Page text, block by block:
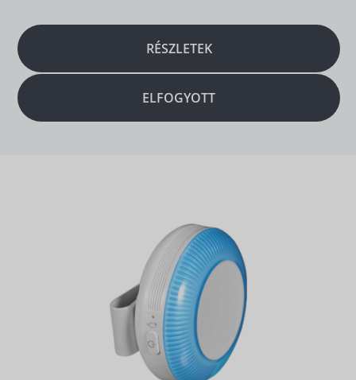
RÉSZLETEK
ELFOGYOTT